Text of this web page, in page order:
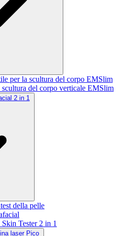
per la scultura del corpo EMSlim
del corpo verticale EMSlim
2 in 1
della pelle
Tester 2 in 1
laser Pico